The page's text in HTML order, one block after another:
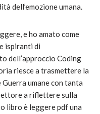
dell’emozione umana.
e ho amato come
ispiranti di
dell’approccio Coding
riesce a trasmettere la
umane con tanta
a riflettere sulla
libro è leggere pdf una